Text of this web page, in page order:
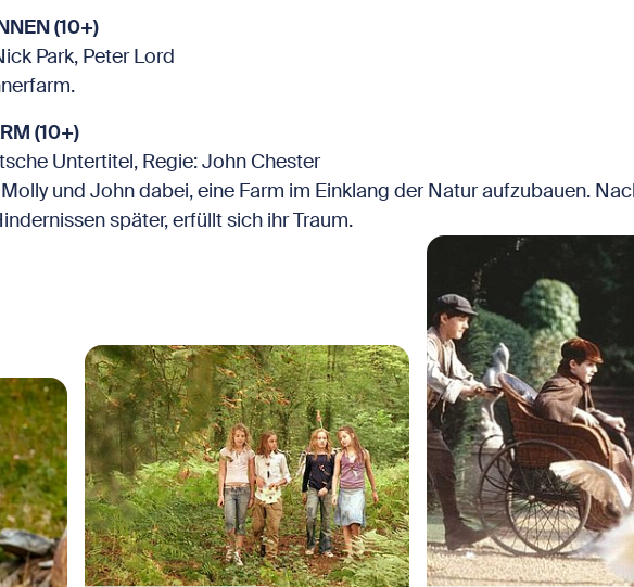
(10+)
Park, Peter Lord
(10+)
Untertitel, Regie: John Chester
und John dabei, eine Farm im Einklang der Natur aufzubauen.
später, erfüllt sich ihr Traum.
Bild in Lightbox öffnen
Bild in Lightbox öffnen